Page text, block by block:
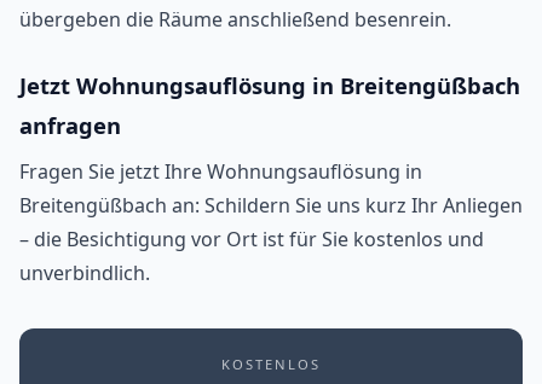
übergeben die Räume anschließend besenrein.
Jetzt Wohnungsauflösung in Breitengüßbach
anfragen
Fragen Sie jetzt Ihre Wohnungsauflösung in
Breitengüßbach an: Schildern Sie uns kurz Ihr Anliegen
– die Besichtigung vor Ort ist für Sie kostenlos und
unverbindlich.
KOSTENLOS